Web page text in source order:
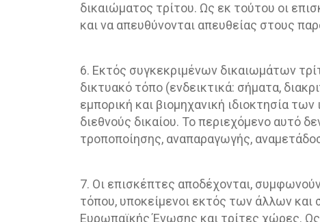
δικαιώματος τρίτου. Ως εκ τούτου οι
και να απευθύνονται απευθείας στους
6. Εκτός συγκεκριμένων δικαιωμάτων
δικτυακό τόπο (ενδεικτικά: σήματα,
εμπορική και βιομηχανική ιδιοκτησία
διεθνούς δικαίου. Το περιεχόμενο αυτό
τροποποίησης, αναπαραγωγής,
7. Οι επισκέπτες αποδέχονται,
τόπου, υποκείμενοι εκτός των άλλων
Ευρωπαϊκής Ένωσης και τρίτες χώρες. Ως